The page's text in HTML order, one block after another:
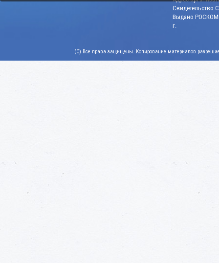
Свидетельство
Выдано
г.
(C) Все права защищены. Копирование материалов